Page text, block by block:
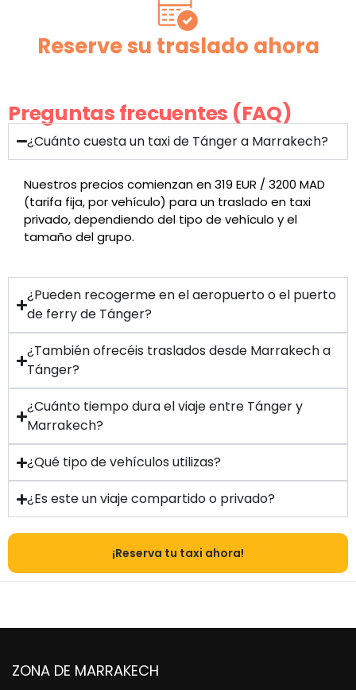
Reserve su traslado ahora
Preguntas frecuentes (FAQ)
¿Cuánto cuesta un taxi de Tánger a Marrakech?
Nuestros precios comienzan en 319 EUR / 3200 MAD
(tarifa fija, por vehículo) para un traslado en taxi
privado, dependiendo del tipo de vehículo y el
tamaño del grupo.
¿Pueden recogerme en el aeropuerto o el puerto
de ferry de Tánger?
¿También ofrecéis traslados desde Marrakech a
Tánger?
¿Cuánto tiempo dura el viaje entre Tánger y
Marrakech?
¿Qué tipo de vehículos utilizas?
¿Es este un viaje compartido o privado?
¡Reserva tu taxi ahora!
ZONA DE MARRAKECH